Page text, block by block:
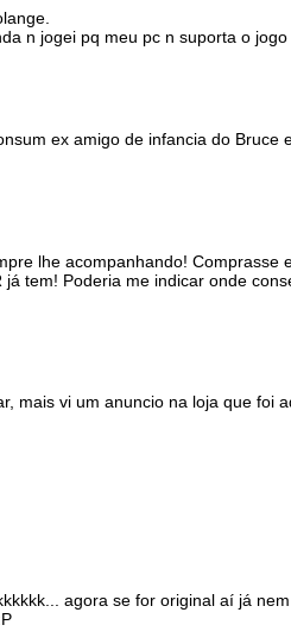
n jogei pq meu pc n suporta o jogo
ex amigo de infancia do Bruce
lhe acompanhando! Comprasse
tem! Poderia me indicar onde
mais vi um anuncio na loja que foi
agora se for original aí já